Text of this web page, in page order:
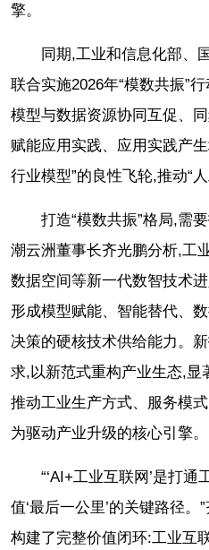
擎。
同期,工业和信息化部、
联合实施2026年“模数共振”
模型与数据资源协同互促、
赋能应用实践、应用实践产
行业模型”的良性飞轮,推动“
打造“模数共振”格局,需
潮云洲董事长齐光鹏分析,工
数据空间等新一代数智技术
形成模型赋能、智能替代、
决策的硬核技术供给能力。
求,以新范式重构产业生态,显
推动工业生产方式、服务模
为驱动产业升级的核心引擎。
“‘AI+工业互联网’是打
值‘最后一公里’的关键路径
构建了完整价值闭环:工业互